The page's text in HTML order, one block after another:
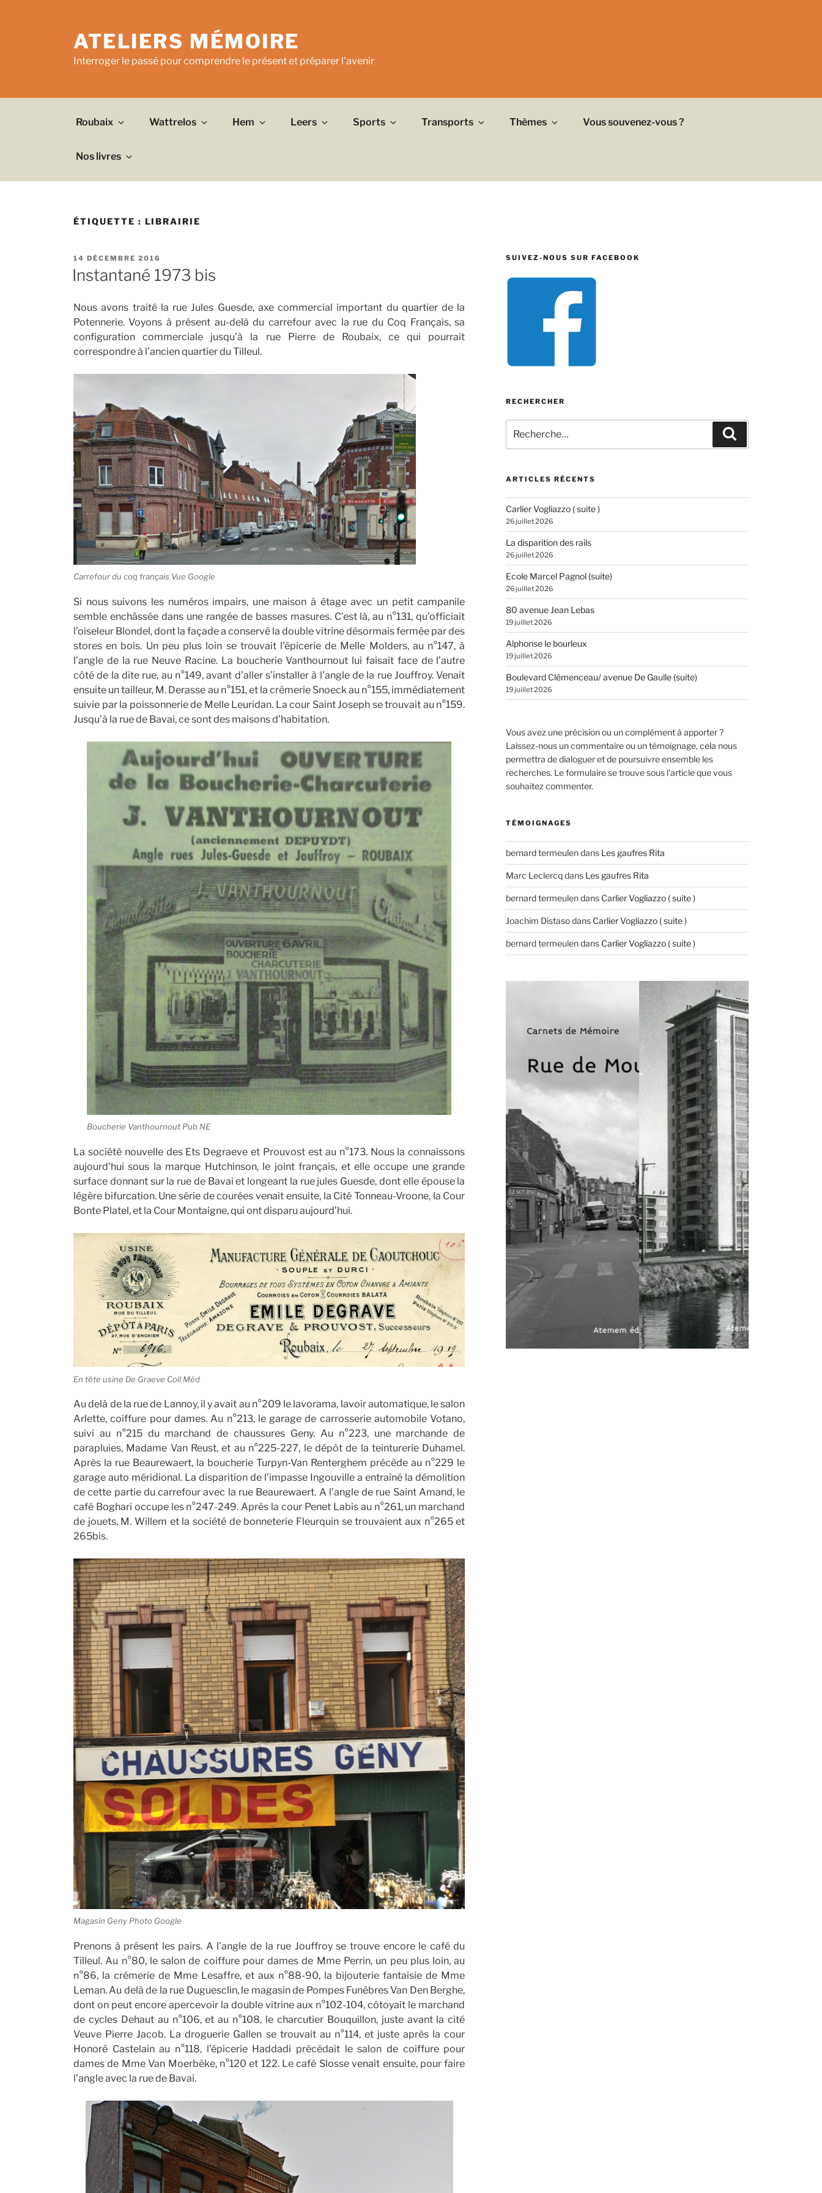
ATELIERS MÉMOIRE
Interroger le passé pour comprendre le présent et préparer l'avenir
Roubaix Wattrelos Hem Leers Sports Transports Thèmes Vous souvenez-vous ?
Nos livres
ÉTIQUETTE : LIBRAIRIE
PUBLIÉ
LE
14 DÉCEMBRE 2016
Instantané 1973 bis
Nous avons traité la rue Jules Guesde, axe commercial important du quartier de la
Potennerie. Voyons à présent au-delà du carrefour avec la rue du Coq Français, sa
configuration commerciale jusqu’à la rue Pierre de Roubaix, ce qui pourrait
correspondre à l’ancien quartier du Tilleul.
Carrefour du coq français Vue Google
Si nous suivons les numéros impairs, une maison à étage avec un petit campanile
semble enchâssée dans une rangée de basses masures. C’est là, au n°131, qu’officiait
l’oiseleur Blondel, dont la façade a conservé la double vitrine désormais fermée par des
stores en bois. Un peu plus loin se trouvait l’épicerie de Melle Molders, au n°147, à
l’angle de la rue Neuve Racine. La boucherie Vanthournout lui faisait face de l’autre
côté de la dite rue, au n°149, avant d’aller s’installer à l’angle de la rue Jouffroy. Venait
ensuite un tailleur, M. Derasse au n°151, et la crémerie Snoeck au n°155, immédiatement
suivie par la poissonnerie de Melle Leuridan. La cour Saint Joseph se trouvait au n°159.
Jusqu’à la rue de Bavai, ce sont des maisons d’habitation.
Boucherie Vanthournout Pub NE
La société nouvelle des Ets Degraeve et Prouvost est au n°173. Nous la connaissons
aujourd’hui sous la marque Hutchinson, le joint français, et elle occupe une grande
surface donnant sur la rue de Bavai et longeant la rue jules Guesde, dont elle épouse la
légère bifurcation. Une série de courées venait ensuite, la Cité Tonneau-Vroone, la Cour
Bonte Platel, et la Cour Montaigne, qui ont disparu aujourd’hui.
En tête usine De Graeve Coll Méd
Au delà de la rue de Lannoy, il y avait au n°209 le lavorama, lavoir automatique, le salon
Arlette, coiffure pour dames. Au n°213, le garage de carrosserie automobile Votano,
suivi au n°215 du marchand de chaussures Geny. Au n°223, une marchande de
parapluies, Madame Van Reust, et au n°225-227, le dépôt de la teinturerie Duhamel.
Après la rue Beaurewaert, la boucherie Turpyn-Van Renterghem précède au n°229 le
garage auto méridional. La disparition de l’impasse Ingouville a entraîné la démolition
de cette partie du carrefour avec la rue Beaurewaert. A l’angle de rue Saint Amand, le
café Boghari occupe les n°247-249. Après la cour Penet Labis au n°261, un marchand
de jouets, M. Willem et la société de bonneterie Fleurquin se trouvaient aux n°265 et
265bis.
Magasin Geny Photo Google
Prenons à présent les pairs. A l’angle de la rue Jouffroy se trouve encore le café du
Tilleul. Au n°80, le salon de coiffure pour dames de Mme Perrin, un peu plus loin, au
n°86, la crémerie de Mme Lesaffre, et aux n°88-90, la bijouterie fantaisie de Mme
Leman. Au delà de la rue Duguesclin, le magasin de Pompes Funèbres Van Den Berghe,
dont on peut encore apercevoir la double vitrine aux n°102-104, côtoyait le marchand
de cycles Dehaut au n°106, et au n°108, le charcutier Bouquillon, juste avant la cité
Veuve Pierre Jacob. La droguerie Gallen se trouvait au n°114, et juste après la cour
Honoré Castelain au n°118, l’épicerie Haddadi précédait le salon de coiffure pour
dames de Mme Van Moerbèke, n°120 et 122. Le café Slosse venait ensuite, pour faire
l’angle avec la rue de Bavai.
SUIVEZ-NOUS SUR FACEBOOK
RECHERCHER
pour
:
ARTICLES RÉCENTS
Carlier Vogliazzo ( suite )
26 juillet 2026
La disparition des rails
26 juillet 2026
Ecole Marcel Pagnol (suite)
26 juillet 2026
80 avenue Jean Lebas
19 juillet 2026
Alphonse le bourleux
19 juillet 2026
Boulevard Clémenceau/ avenue De Gaulle (suite)
19 juillet 2026
Vous avez une précision ou un complément à apporter ?
Laissez-nous un commentaire ou un témoignage, cela nous
permettra de dialoguer et de poursuivre ensemble les
recherches. Le formulaire se trouve sous l'article que vous
souhaitez commenter.
TÉMOIGNAGES
bernard termeulendans Les gaufres Rita
Marc Leclercqdans Les gaufres Rita
bernard termeulendans Carlier Vogliazzo ( suite )
Joachim Distasodans Carlier Vogliazzo ( suite )
bernard termeulendans Carlier Vogliazzo ( suite )